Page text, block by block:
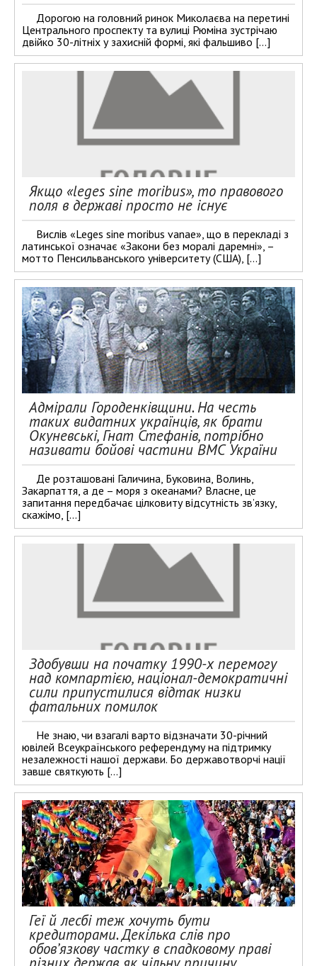
Дорогою на головний ринок Миколаєва на перетині
Центрального проспекту та вулиці Рюміна зустрічаю
двійко 30-літніх у захисній формі, які фальшиво […]
Якщо «leges sine moribus», то правового
поля в державі просто не існує
Вислів «Leges sine moribus vanae», що в перекладі з
латинської означає «Закони без моралі даремні», –
мотто Пенсильванського університету (США), […]
Адмірали Городенківщини. На честь
таких видатних українців, як брати
Окуневські, Гнат Стефанів, потрібно
називати бойові частини ВМС України
Де розташовані Галичина, Буковина, Волинь,
Закарпаття, а де – моря з океанами? Власне, це
запитання передбачає цілковиту відсутність зв’язку,
скажімо, […]
Здобувши на початку 1990-х перемогу
над компартією, націонал-демократичні
сили припустилися відтак низки
фатальних помилок
Не знаю, чи взагалі варто відзначати 30-річний
ювілей Всеукраїнського референдуму на підтримку
незалежності нашої держави. Бо державотворчі нації
завше святкують […]
Геї й лесбі теж хочуть бути
кредиторами. Декілька слів про
обов’язкову частку в спадковому праві